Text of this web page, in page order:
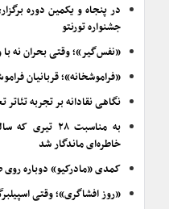
در پنجاه و یکمین دوره
جشنواره تورنتو
«نفس‌گیر»؛ وقتی بحران نه
«فراموشخانه»؛ قربانیان
نگاهی نقادانه بر تجربه
به مناسبت ۲۸
خاطره‌ای ماندگار شد
کمدی «مادرکیو» دوباره
«روز افشاگری»؛ وقتی